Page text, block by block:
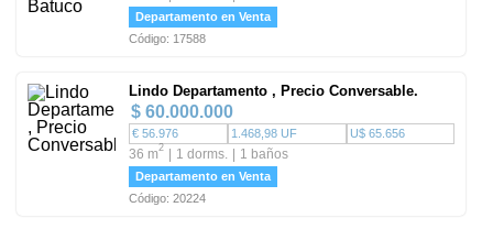
Departamento en Venta
Código: 17588
Lindo Departamento , Precio Conversable.
$ 60.000.000
€ 56.976 1.468,98 UF U$ 65.656
36 m2 1 dorms. 1 baños
Departamento en Venta
Código: 20224